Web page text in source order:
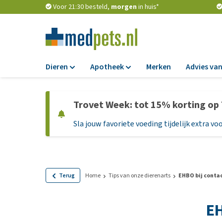
Voor 21:30 besteld, morgen in huis*
Dieren
Hondenbrokken
Natvoer
Graanvrij
Glutenvrij
Apotheek
Vlooien en teken
Ontworming
Probiotica en
Medische
Merken Advies
Trovet Week: tot 15% korting
Sla jouw favoriete voeding tijdelijk extra
Terug Home Tips van onze dierenarts EHBO bij